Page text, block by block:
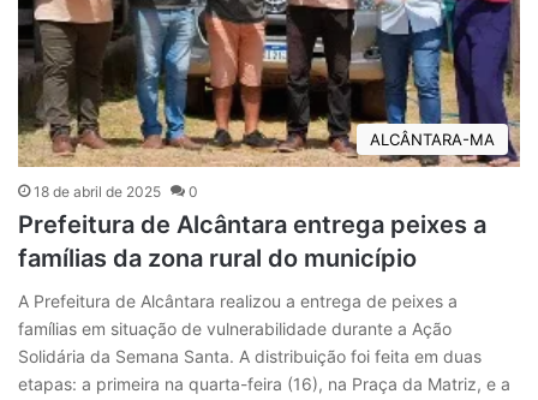
ALCÂNTARA-MA
18 de abril de 2025 0
Prefeitura de Alcântara entrega peixes a
famílias da zona rural do município
A Prefeitura de Alcântara realizou a entrega de peixes a
famílias em situação de vulnerabilidade durante a Ação
Solidária da Semana Santa. A distribuição foi feita em duas
etapas: a primeira na quarta-feira (16), na Praça da Matriz, e a